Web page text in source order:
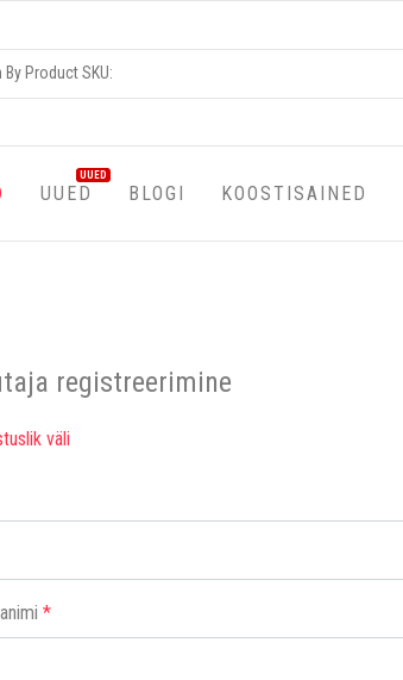
UUED
UUED
BLOGI KOOSTISAINED
registreerimine
väli
*